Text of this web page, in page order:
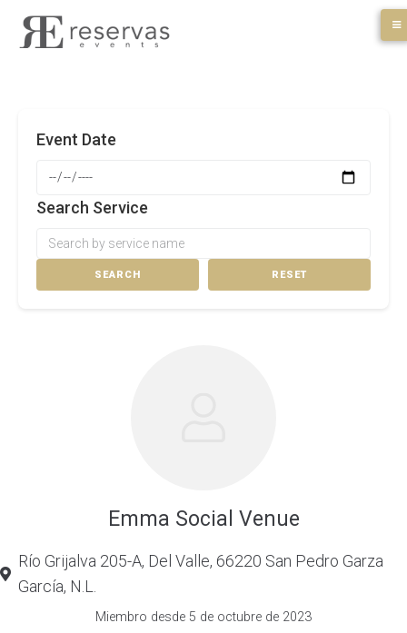
Event Date
Search Service
SEARCH RESET
Emma Social Venue
Río Grijalva 205-A, Del Valle, 66220 San Pedro Garza
García, N.L.
Miembro desde 5 de octubre de 2023